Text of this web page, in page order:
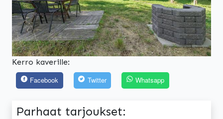
Kerro kaverille:
Facebook
Twitter Whatsapp
Parhaat tarjoukset: